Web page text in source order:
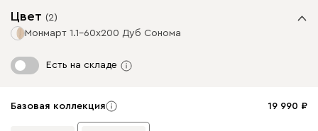
Цвет (2)
Монмарт 1.1-60x200 Дуб Сонома
Есть на складе
Базовая коллекция 19 990